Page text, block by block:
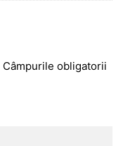
Câmpurile obligatorii